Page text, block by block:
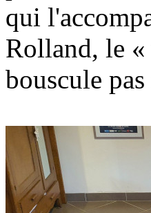
qui
Rolland, le «
bouscule